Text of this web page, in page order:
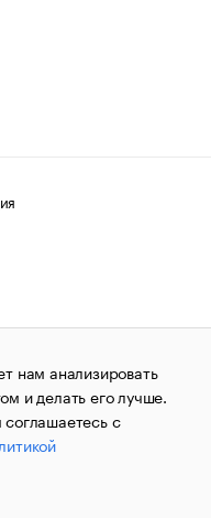
авторских прав
Сообщения
«РБК»
по надзору в сфере
массовых
за номером ИА
«РБК». Отдельные
нам анализировать
и делать его лучше.
с